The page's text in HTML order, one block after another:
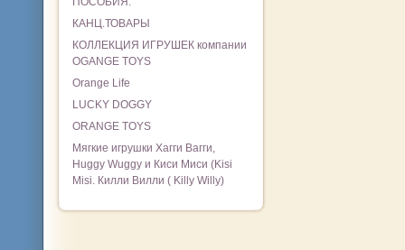
КАНЦ.ТОВАРЫ
КОЛЛЕКЦИЯ ИГРУШЕК компании
OGANGE TOYS
Orange Life
LUCKY DOGGY
ORANGE TOYS
Мягкие игрушки Хагги Вагги,
Huggy Wuggy и Киси Миси (Kisi
Misi. Килли Вилли ( Killy Willy)